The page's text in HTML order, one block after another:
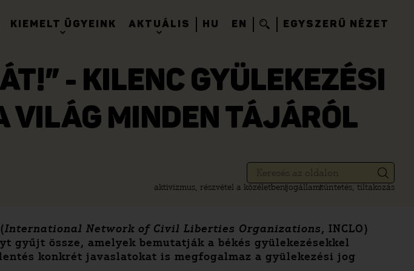
KIEMELT ÜGYEINK AKTUÁLIS HU EN EGYSZERŰ NÉZET
- KILENC GYÜLEKEZÉSI
VILÁG MINDEN TÁJÁRÓL
aktivizmus, részvétel a közéletbenjogállamtüntetés, tiltakozás
International Network of Civil Liberties Organizations, INCLO)
össze, amelyek bemutatják a békés gyülekezésekkel
konkrét javaslatokat is megfogalmaz a gyülekezési jog